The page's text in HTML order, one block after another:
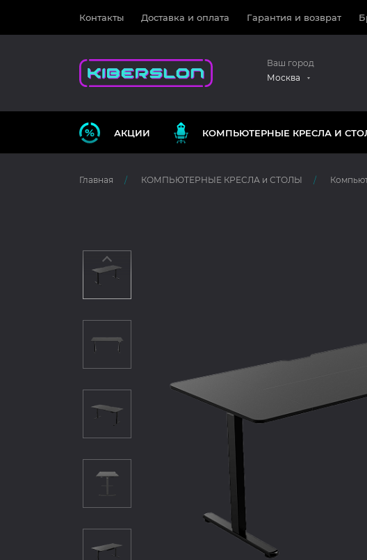
Контакты Доставка и оплата Гарантия и возврат
Ваш город
Москва
АКЦИИ КОМПЬЮТЕРНЫЕ КРЕСЛА И
Главная КОМПЬЮТЕРНЫЕ КРЕСЛА и СТОЛЫ